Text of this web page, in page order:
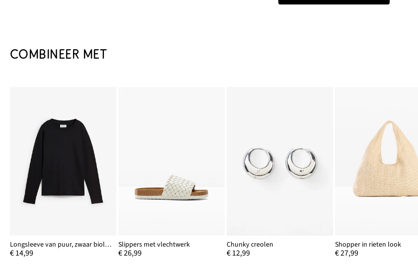
COMBINEER MET
Longsleeve van puur, zwaar biologisch katoen
€ 14,99
Slippers met vlechtwerk
€ 26,99
Chunky creolen
€ 12,99
Shopper in rieten look
€ 27,99